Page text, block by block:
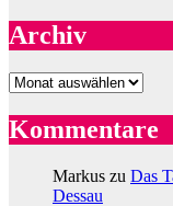
Archiv
Archiv
Kommentare
Markus zu Das
Dessau